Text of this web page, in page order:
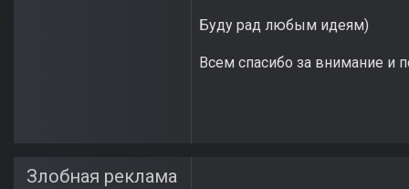
Буду рад любым идеям)
Всем спасибо за внимание и
Злобная реклама